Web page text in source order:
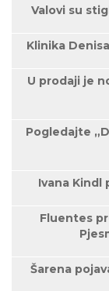
Valovi su
Klinika
U prodaji je
Pogledajte
Ivana Kindl
Fluentes
Šarena